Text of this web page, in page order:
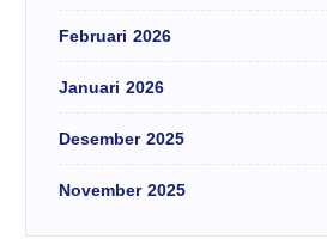
Februari 2026
Januari 2026
Desember 2025
November 2025